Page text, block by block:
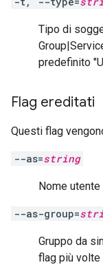
Tipo di
predefinito
Flag ereditati
Questi flag
--as=string
Nome
--as-group=
Gruppo da
flag più volte